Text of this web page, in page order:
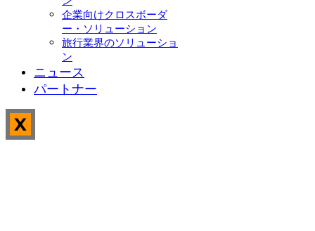
企業向けクロスボーダ
ー・ソリューション
旅行業界のソリューショ
ン
ニュース
パートナー
X